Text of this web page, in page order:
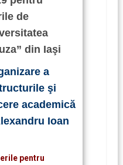
de
din Iaşi
a
şi
academică
Ioan
pentru